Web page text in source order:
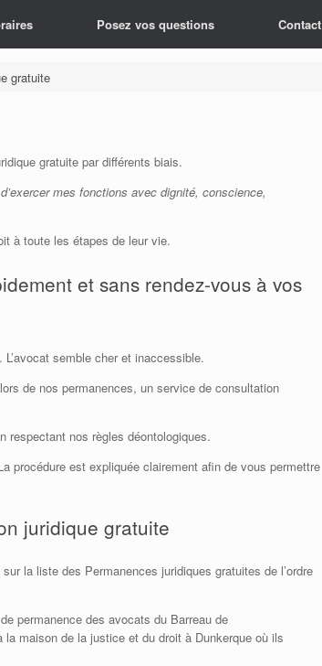
Posez vos questions Contact
gratuite
gratuite par différents biais.
mes fonctions avec dignité, conscience,
à toute les étapes de leur vie.
et sans rendez-vous à vos
semble cher et inaccessible.
de nos permanences, un service de consultation
respectant nos règles déontologiques.
procédure est expliquée clairement afin de vous permettre
juridique gratuite
la liste des Permanences juridiques gratuites de l’ordre
permanence des avocats du Barreau de
maison de la justice et du droit à Dunkerque où ils